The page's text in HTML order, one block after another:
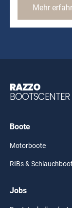
Mehr
RAZZO
BOOTSCENTER
Boote
Motorboote
RIBs &
Jobs